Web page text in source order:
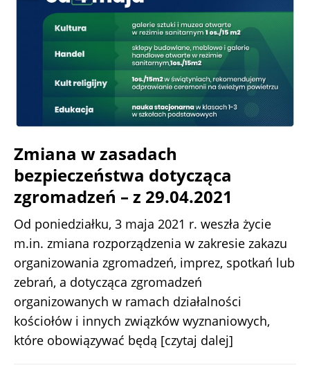
Zmiana w zasadach
bezpieczeństwa dotycząca
zgromadzeń – z 29.04.2021
Od poniedziałku, 3 maja 2021 r. weszła życie
m.in. zmiana rozporządzenia w zakresie zakazu
organizowania zgromadzeń, imprez, spotkań lub
zebrań, a dotycząca zgromadzeń
organizowanych w ramach działalności
kościołów i innych związków wyznaniowych,
które obowiązywać będą [czytaj dalej]